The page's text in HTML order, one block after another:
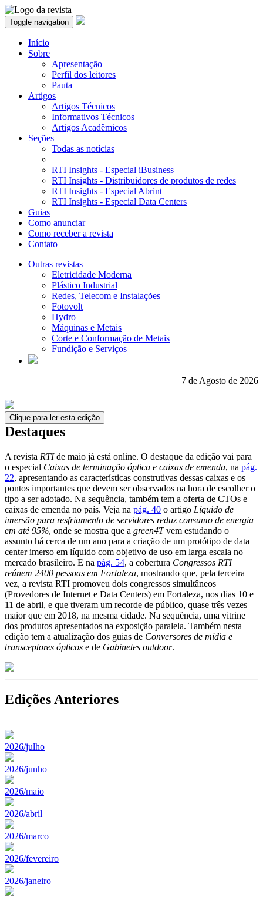
Toggle navigation
Início
Sobre
Apresentação
Perfil dos leitores
Pauta
Artigos
Artigos Técnicos
Informativos Técnicos
Artigos Acadêmicos
Seções
Todas as notícias
RTI Insights - Especial iBusiness
RTI Insights - Distribuidores de produtos de redes
RTI Insights - Especial Abrint
RTI Insights - Especial Data Centers
Guias
Como anunciar
Como receber a revista
Contato
Outras revistas
Eletricidade Moderna
Plástico Industrial
Redes, Telecom e Instalações
Fotovolt
Hydro
Máquinas e Metais
Corte e Conformação de Metais
Fundição e Serviços
7 de Agosto de 2026
Clique para ler esta edição
Destaques
A revista RTIde maio já está online. O destaque da edição vai para
o especial Caixas de terminação óptica e caixas de emenda, na pág.
22, apresentando as características construtivas dessas caixas e os
pontos importantes que devem ser observados na hora de escolher o
tipo a ser adotado. Na sequência, também tem a oferta de CTOs e
caixas de emenda no país. Veja na pág. 40 o artigo Líquido de
imersão para resfriamento de servidores reduz consumo de energia
em até 95%, onde se mostra que a green4Tvem estudando o
assunto há cerca de um ano para a criação de um protótipo de data
center imerso em líquido com objetivo de uso em larga escala no
mercado brasileiro. E na pág. 54, a cobertura Congressos RTI
reúnem 2400 pessoas em Fortaleza, mostrando que, pela terceira
vez, a revista RTI promoveu dois congressos simultâneos
(Provedores de Internet e Data Centers) em Fortaleza, nos dias 10 e
11 de abril, e que tiveram um recorde de público, quase três vezes
maior que em 2018, na mesma cidade. Na sequência, uma vitrine
dos produtos apresentados na exposição paralela. Também nesta
edição tem a atualização dos guias de Conversores de mídia e
transceptores ópticos e de Gabinetes outdoor.
Edições Anteriores
2026/julho
2026/junho
2026/maio
2026/abril
2026/marco
2026/fevereiro
2026/janeiro